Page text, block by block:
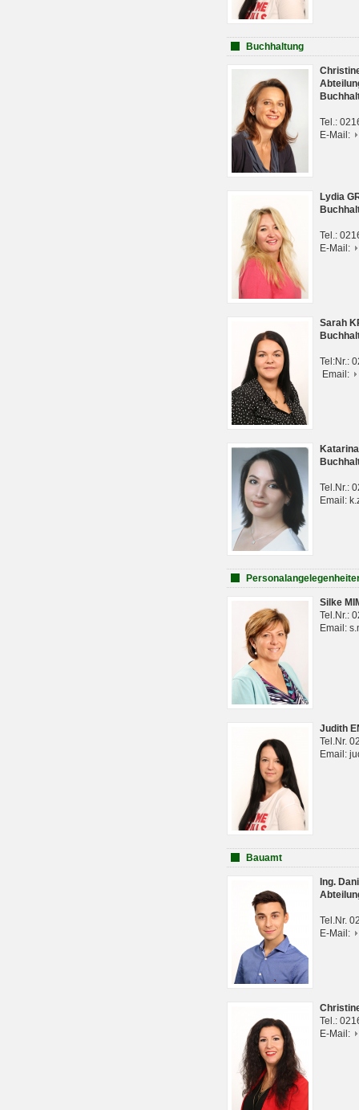
Buchhaltung
Tel.:
E-Mail:
Lydia
Tel.:
E-Mail:
Sarah
Tel:Nr.:
Email:
Tel.Nr.:
Email:
Silke
Tel.Nr.:
Email:
Judith
Tel.Nr.
Email:
Bauamt
Ing.
Tel.Nr.
E-Mail:
Tel.:
E-Mail: